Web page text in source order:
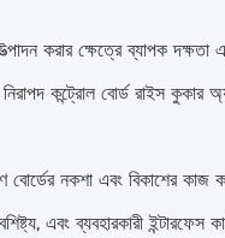
করার ক্ষেত্রে ব্যাপক দক্ষতা
কন্ট্রোল বোর্ড রাইস কুকার
বোর্ডের নকশা এবং বিকাশের কাজ
এবং ব্যবহারকারী ইন্টারফেস